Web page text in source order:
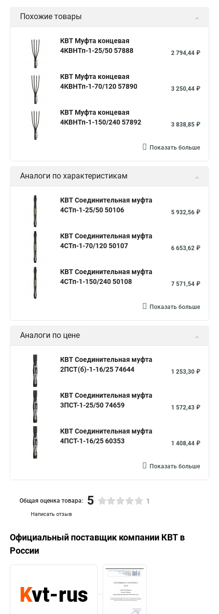
Похожие товары
КВТ Муфта концевая
4КВНТп-1-25/50 57888
2 794,44 ₽
КВТ Муфта концевая
4КВНТп-1-70/120 57890
3 250,44 ₽
КВТ Муфта концевая
4КВНТп-1-150/240 57892
3 838,85 ₽
Показать больше
Аналоги по характеристикам
КВТ Соединительная муфта
4СТп-1-25/50 50106
5 932,56 ₽
КВТ Соединительная муфта
4СТп-1-70/120 50107
6 653,62 ₽
КВТ Соединительная муфта
4СТп-1-150/240 50108
7 571,54 ₽
Показать больше
Аналоги по цене
КВТ Соединительная муфта
2ПСТ(б)-1-16/25 74644
1 253,30 ₽
КВТ Соединительная муфта
3ПСТ-1-25/50 74659
1 572,43 ₽
КВТ Соединительная муфта
4ПСТ-1-16/25 60353
1 408,44 ₽
Показать больше
Написать отзыв
Общая оценка товара: 5 1
Официальный поставщик компании КВТ в
России